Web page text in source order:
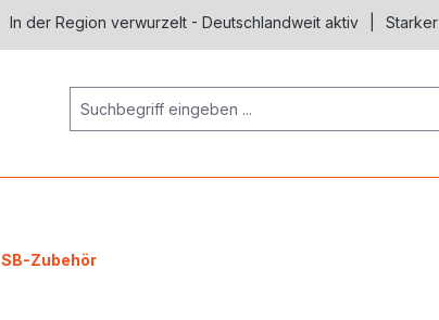
In der Region verwurzelt - Deutschlandweit aktiv
SB-Zubehör